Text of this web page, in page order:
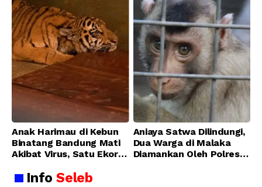
Anak Harimau di Kebun
Binatang Bandung Mati
Akibat Virus, Satu Ekor
Membaik
Aniaya Satwa Dilindungi,
Dua Warga di Malaka
Diamankan Oleh Polres
InfoSeleb